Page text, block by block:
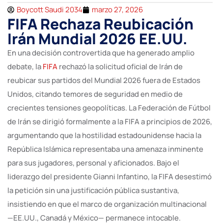
Boycott Saudi 2034 marzo 27, 2026
FIFA Rechaza Reubicación
Irán Mundial 2026 EE.UU.
En una decisión controvertida que ha generado amplio
debate, laFIFArechazó la solicitud oficial de Irán de
reubicar sus partidos del Mundial 2026 fuera de Estados
Unidos, citando temores de seguridad en medio de
crecientes tensiones geopolíticas. La Federación de Fútbol
de Irán se dirigió formalmente a la FIFA a principios de 2026,
argumentando que la hostilidad estadounidense hacia la
República Islámica representaba una amenaza inminente
para sus jugadores, personal y aficionados. Bajo el
liderazgo del presidente Gianni Infantino, la FIFA desestimó
la petición sin una justificación pública sustantiva,
insistiendo en que el marco de organización multinacional
—EE.UU., Canadá y México— permanece intocable.